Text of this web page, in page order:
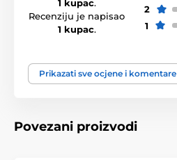
1 kupac.
Recenziju je napisao
1 kupac.
2
1
Prikazati sve ocjene i komentare
Povezani proizvodi